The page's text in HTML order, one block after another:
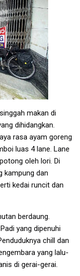
makan di
dihidangkan.
rasa ayam goreng
luas 4 lane. Lane
oleh lori. Di
kampung dan
kedai runcit dan
berdaung.
yang dipenuhi
chill dan
yang lalu-
di gerai-gerai.